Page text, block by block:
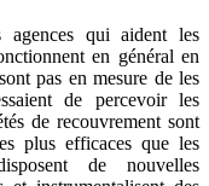
agences qui aident les
en général en
pas en mesure de les
de percevoir les
de recouvrement sont
plus efficaces que les
de nouvelles